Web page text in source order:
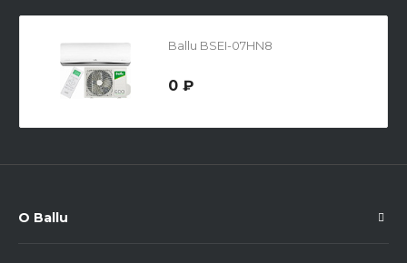
Ballu BSEI-07HN8
0 ₽
О Ballu